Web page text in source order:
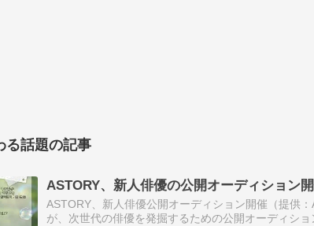
る話題の記事
ASTORY、新人俳優の公開オーディション
ASTORY、新人俳優公開オーディション開催（提供
が、次世代の俳優を発掘するための公開オーディシ